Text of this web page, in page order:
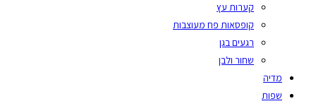
קערות עץ
קופסאות פח מעוצבות
רגעים בגן
שחור ולבן
מדיה
שפות